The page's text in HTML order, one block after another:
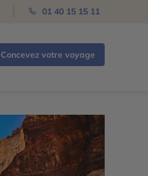
01 40 15 15 11
Concevez votre voyage